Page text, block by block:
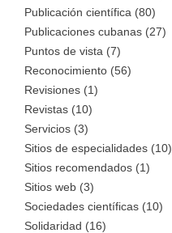
Publicación científica (80)
Publicaciones cubanas (27)
Puntos de vista (7)
Reconocimiento (56)
Revisiones (1)
Revistas (10)
Servicios (3)
Sitios de especialidades (10)
Sitios recomendados (1)
Sitios web (3)
Sociedades científicas (10)
Solidaridad (16)